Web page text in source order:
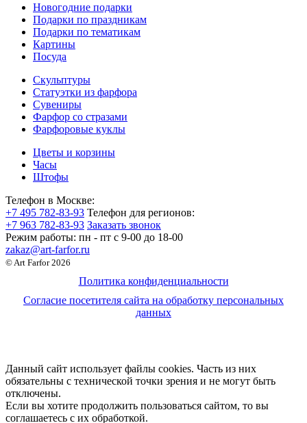
Новогодние подарки
Подарки по праздникам
Подарки по тематикам
Картины
Посуда
Скульптуры
Статуэтки из фарфора
Сувениры
Фарфор со стразами
Фарфоровые куклы
Цветы и корзины
Часы
Штофы
Телефон в Москве:
+7 495 782-83-93 Телефон для регионов:
+7 963 782-83-93 Заказать звонок
Режим работы: пн - пт c 9-00 до 18-00
zakaz@art-farfor.ru
© Art Farfor 2026
Политика конфиденциальности
Согласие посетителя сайта на обработку персональных
данных
Данный сайт использует файлы cookies. Часть из них
обязательны с технической точки зрения и не могут быть
отключены.
Если вы хотите продолжить пользоваться сайтом, то вы
соглашаетесь с их обработкой.